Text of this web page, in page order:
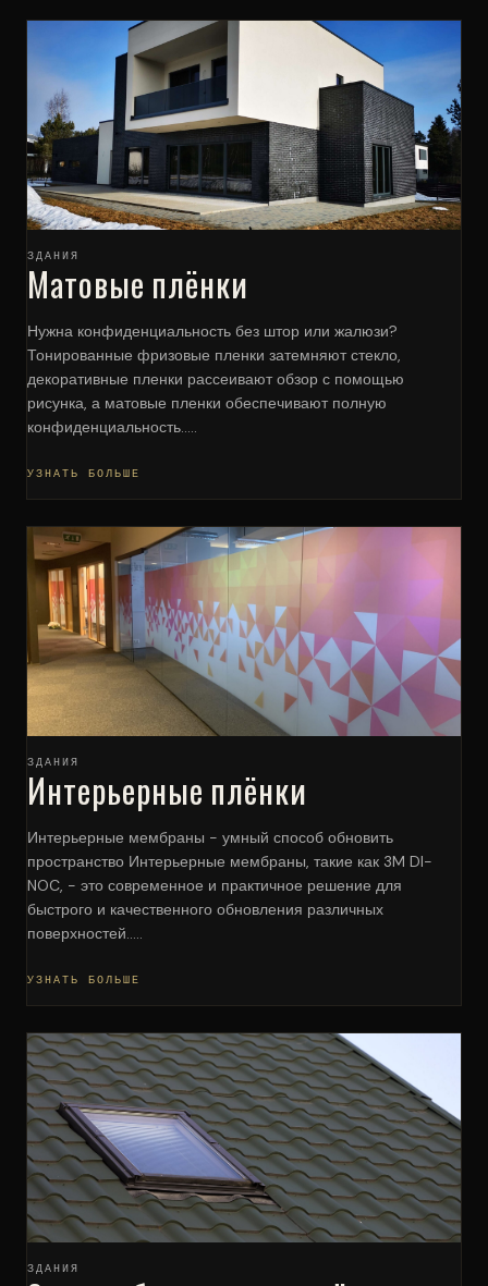
ЗДАНИЯ
Матовые плёнки
Нужна конфиденциальность без штор или жалюзи?
Тонированные фризовые пленки затемняют стекло,
декоративные пленки рассеивают обзор с помощью
рисунка, а матовые пленки обеспечивают полную
конфиденциальность.....
УЗНАТЬ БОЛЬШЕ
ЗДАНИЯ
Интерьерные плёнки
Интерьерные мембраны - умный способ обновить
пространство Интерьерные мембраны, такие как 3M DI-
NOC, - это современное и практичное решение для
быстрого и качественного обновления различных
поверхностей.....
УЗНАТЬ БОЛЬШЕ
ЗДАНИЯ